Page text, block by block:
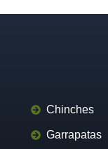
Chinches
Garrapatas